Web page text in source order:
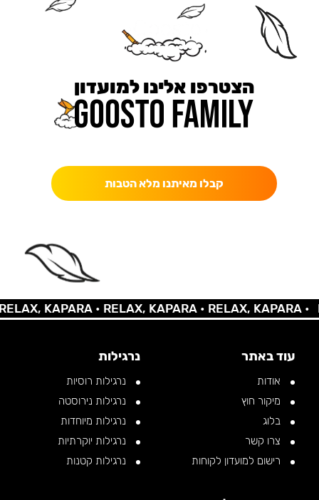
הצטרפו אלינו למועדון
קבלו מאיתנו מלא הטבות
KAPARA •RELAX, KAPARA •RELAX, KAPARA •
עוד באתר
אודות
מיקור חוץ
בלוג
צרו קשר
רישום למועדון לקוחות
נרגילות
נרגילות רוסיות
נרגילות נירוסטה
נרגילות מיוחדות
נרגילות יוקרתיות
נרגילות קטנות